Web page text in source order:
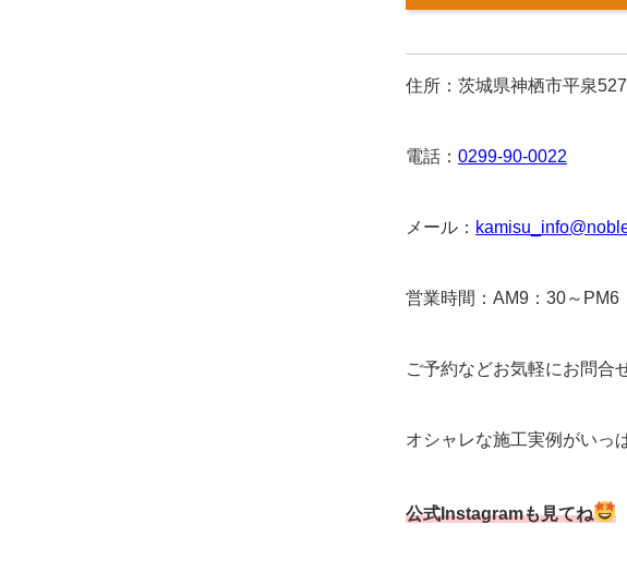
住所：茨城県神栖市平泉
電話： 0299-90-0022
メール：
営業時間：AM9：30～PM6
ご予約などお気軽にお問合
オシャレな施工実例がいっ
公式Instagramも見てね